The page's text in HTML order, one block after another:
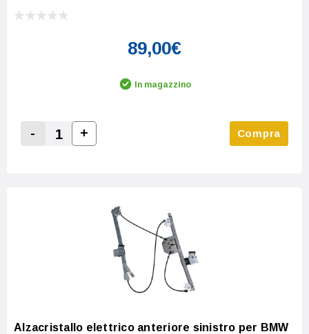
89,00€
In magazzino
Decrease Quantity:
-
Increase Quantity:
+ Compra
Alzacristallo elettrico anteriore sinistro per BMW